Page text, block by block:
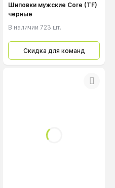
Шиповки мужские Core (TF)
черные
В наличии 723 шт.
Скидка для команд